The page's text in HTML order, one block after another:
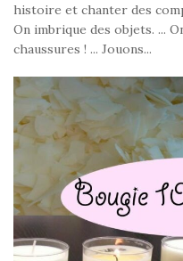
histoire et chanter des
On imbrique des objets. ...
chaussures ! ... Jouons...